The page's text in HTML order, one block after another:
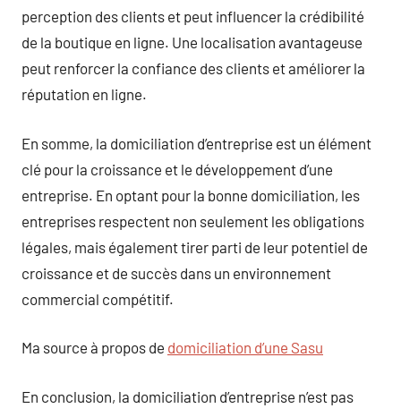
perception des clients et peut influencer la crédibilité
de la boutique en ligne. Une localisation avantageuse
peut renforcer la confiance des clients et améliorer la
réputation en ligne.
En somme, la domiciliation d’entreprise est un élément
clé pour la croissance et le développement d’une
entreprise. En optant pour la bonne domiciliation, les
entreprises respectent non seulement les obligations
légales, mais également tirer parti de leur potentiel de
croissance et de succès dans un environnement
commercial compétitif.
Ma source à propos de domiciliation d’une Sasu
En conclusion, la domiciliation d’entreprise n’est pas